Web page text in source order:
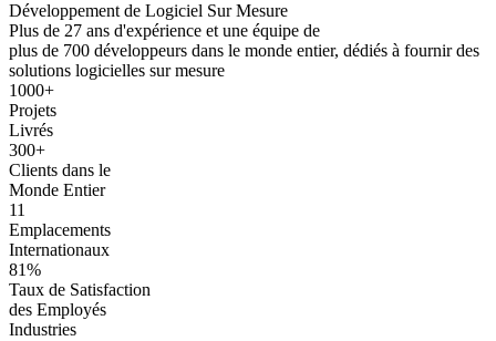
Développement de Logiciel Sur Mesure
Plus de 27 ans d'expérience et une équipe de
plus de 700 développeurs dans le monde entier, dédiés à fournir des
solutions logicielles sur mesure
1000+
Projets
Livrés
300+
Clients dans le
Monde Entier
11
Emplacements
Internationaux
81%
Taux de Satisfaction
des Employés
Industries